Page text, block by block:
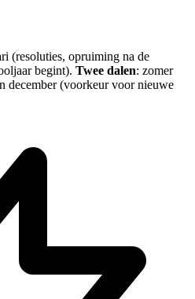
(resoluties, opruiming na de
begint). Twee dalen: zomer
december (voorkeur voor nieuwe